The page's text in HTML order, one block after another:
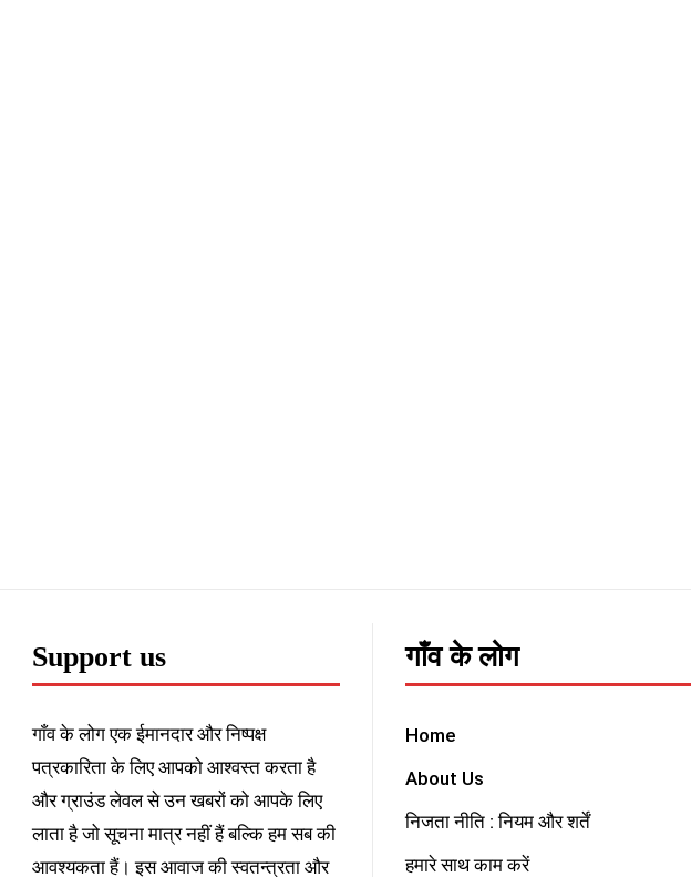
Support us
गाँव के लोग एक ईमानदार और निष्पक्ष
पत्रकारिता के लिए आपको आश्वस्त करता है
और ग्राउंड लेवल से उन खबरों को आपके लिए
लाता है जो सूचना मात्र नहीं हैं बल्कि हम सब की
आवश्यकता हैं। इस आवाज की स्वतन्त्रता और
गाँव के लोग
Home
About Us
निजता नीति : नियम और शर्तें
हमारे साथ काम करें